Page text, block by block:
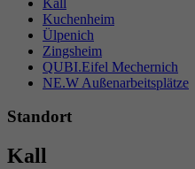
Kuchenheim
Ülpenich
Zingsheim
QUBI.Eifel Mechernich
NE.W Außenarbeitsplätze
Standort
Kall